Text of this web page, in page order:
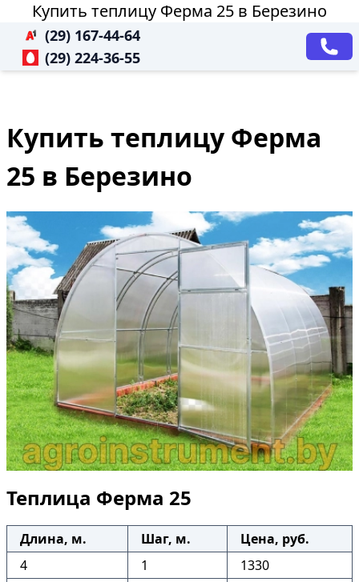
Купить теплицу Ферма 25 в Березино
(29) 167-44-64
(29) 224-36-55
Купить теплицу Ферма
25 в Березино
Теплица Ферма 25
Длина, м. Шаг, м.
Цена, руб.
4
1
1330